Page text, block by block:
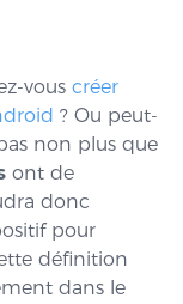
vous créer
? Ou peut-
non plus que
ont de
donc
pour
définition
dans le